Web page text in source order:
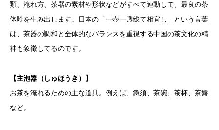
類、淹れ方、茶器の素材や形状などがすべて連動して、最良の茶
体験を生み出します。日本の「一壺一盞総て相宜し」という言葉
は、茶器の調和と全体的なバランスを重視する中国の茶文化の精
神も象徴してるのです。
【主泡器（しゅほうき）】
お茶を淹れるための主な道具。例えば、急須、茶碗、茶杯、茶盤
など。